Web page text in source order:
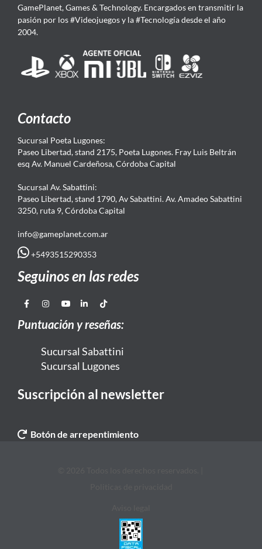
GamePlanet, Games & Technology. Encargados en transmitir la
pasión por los #Videojuegos y la #Tecnología desde el año
2004.
Contacto
Sucursal Poeta Lugones:
Paseo Libertad, stand 2175, Poeta Lugones. Fray Luis Beltrán
esq Av. Manuel Cardeñosa, Córdoba Capital
Sucursal Av. Sabattini:
Paseo Libertad, stand 1790, Av Sabattini. Av. Amadeo Sabattini
3250, ruta 9, Córdoba Capital
info@gameplanet.com.ar
+5493515290353
Seguinos en las redes
Puntuación y reseñas:
Sucursal Sabattini
Sucursal Lugones
Suscripción al newsletter
Botón de arrepentimiento